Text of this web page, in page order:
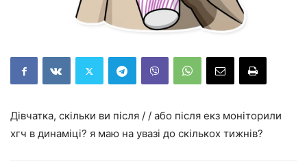
Дівчатка, скільки ви після / / або після екз моніторили
хгч в динаміці? я маю на увазі до скількох тижнів?